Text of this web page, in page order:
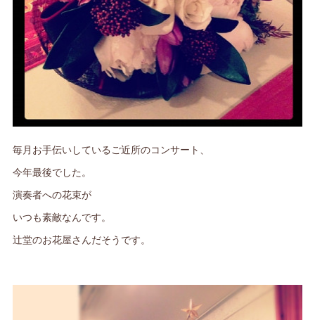
毎月お手伝いしているご近所のコンサート、
今年最後でした。
演奏者への花束が
いつも素敵なんです。
辻堂のお花屋さんだそうです。